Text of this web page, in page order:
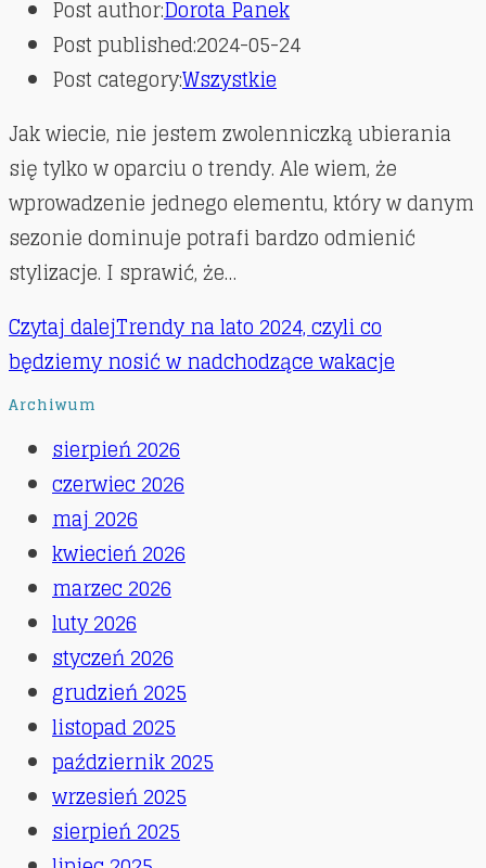
Post author:Dorota Panek
Post published:2024-05-24
Post category:Wszystkie
Jak wiecie, nie jestem zwolenniczką ubierania
się tylko w oparciu o trendy. Ale wiem, że
wprowadzenie jednego elementu, który w danym
sezonie dominuje potrafi bardzo odmienić
stylizacje. I sprawić, że…
Czytaj dalejTrendy na lato 2024, czyli co
będziemy nosić w nadchodzące wakacje
Archiwum
sierpień 2026
czerwiec 2026
maj 2026
kwiecień 2026
marzec 2026
luty 2026
styczeń 2026
grudzień 2025
listopad 2025
październik 2025
wrzesień 2025
sierpień 2025